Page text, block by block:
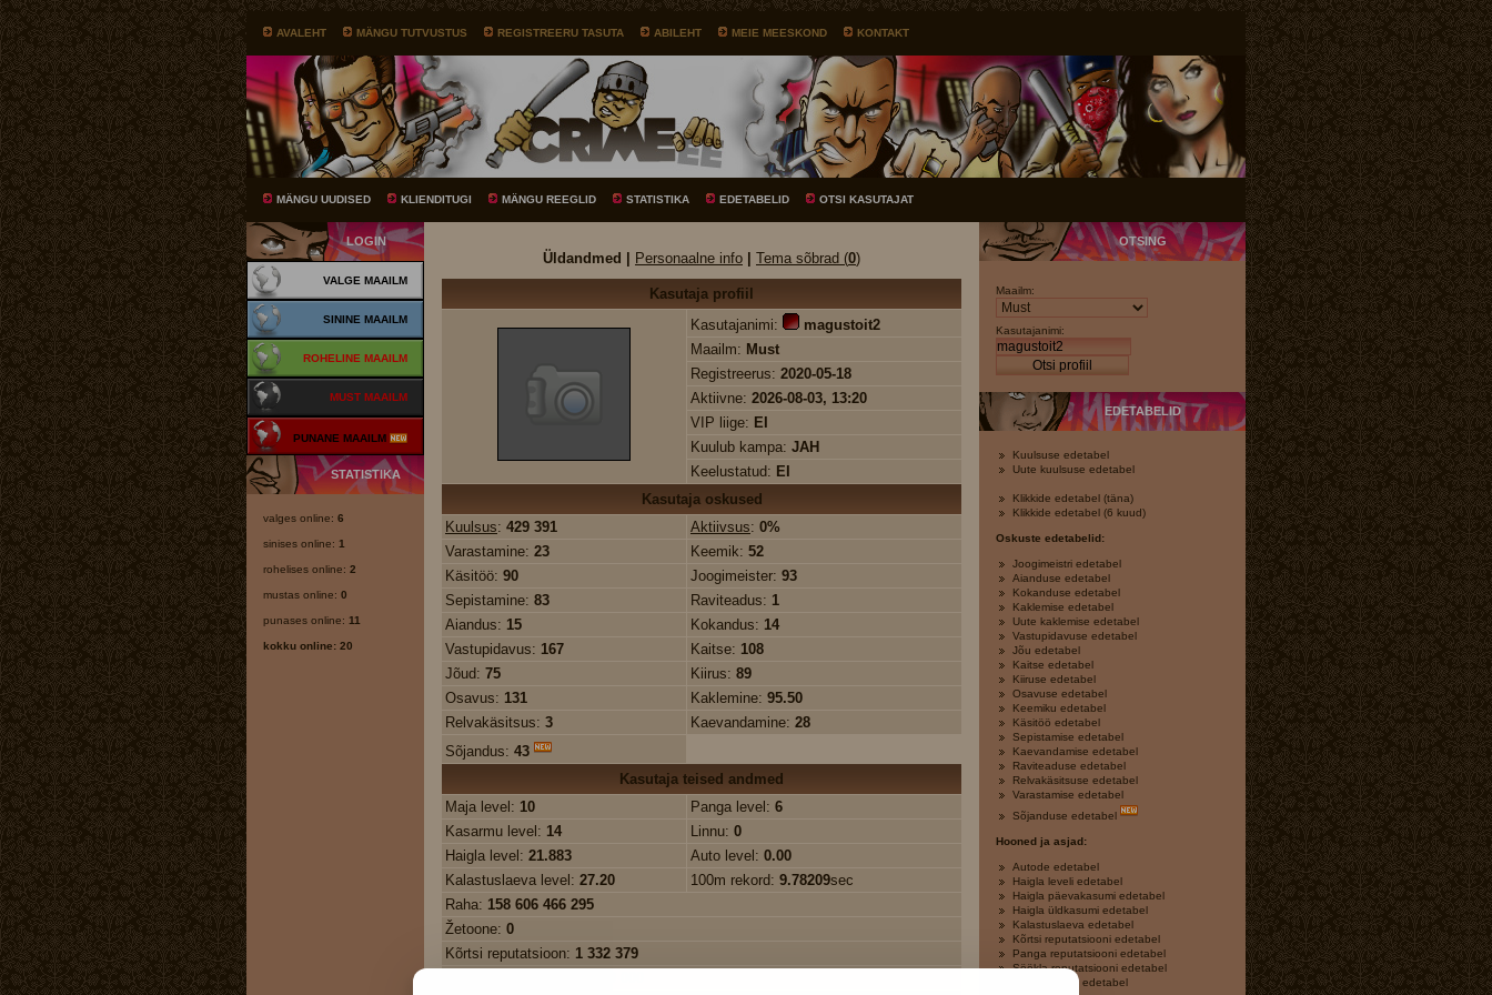
AVALEHT MÄNGU TUTVUSTUS REGISTREERU TASUTA ABILEHT MEIE MEESKOND KONTAKT
MÄNGU UUDISED KLIENDITUGI MÄNGU REEGLID STATISTIKA EDETABELID OTSI KASUTAJAT
LOGIN
VALGE MAAILM
SININE MAAILM
ROHELINE MAAILM
MUST MAAILM
PUNANE MAAILM
STATISTIKA
valges online: 6
sinises online: 1
rohelises online: 2
mustas online: 0
punases online: 11
kokku online: 20
Üldandmed | Personaalne info Tema sõbrad (0)
Kasutaja profiil
Kasutajanimi:
magustoit2
Maailm: Must
Registreerus: 2020-05-18
Aktiivne: 2026-08-03, 13:20
VIP liige: EI
Kuulub kampa: JAH
Keelustatud: EI
Kasutaja oskused
Kuulsus: 429 391 Aktiivsus: 0%
Varastamine: 23 Keemik: 52
Käsitöö: 90 Joogimeister: 93
Sepistamine: 83 Raviteadus: 1
Aiandus: 15 Kokandus: 14
Vastupidavus: 167 Kaitse: 108
Jõud: 75 Kiirus: 89
Osavus: 131 Kaklemine: 95.50
Relvakäsitsus: 3 Kaevandamine: 28
Sõjandus: 43
Kasutaja teised andmed
Maja level: 10 Panga level: 6
Kasarmu level: 14 Linnu: 0
Haigla level: 21.883 Auto level: 0.00
Kalastuslaeva level: 27.20 100m rekord: 9.78209sec
Raha: 158 606 466 295
Žetoone: 0
Kõrtsi reputatsioon: 1 332 379
OTSING
Maailm:
Kasutajanimi:
Otsi profiil
EDETABELID
Kuulsuse edetabel
Uute kuulsuse edetabel
Klikkide edetabel (täna)
Klikkide edetabel (6 kuud)
Oskuste edetabelid:
Joogimeistri edetabel
Aianduse edetabel
Kokanduse edetabel
Kaklemise edetabel
Uute kaklemise edetabel
Vastupidavuse edetabel
Jõu edetabel
Kaitse edetabel
Kiiruse edetabel
Osavuse edetabel
Keemiku edetabel
Käsitöö edetabel
Sepistamise edetabel
Kaevandamise edetabel
Raviteaduse edetabel
Relvakäsitsuse edetabel
Varastamise edetabel
Sõjanduse edetabel
Hooned ja asjad:
Autode edetabel
Haigla leveli edetabel
Haigla päevakasumi edetabel
Haigla üldkasumi edetabel
Kalastuslaeva edetabel
Kõrtsi reputatsiooni edetabel
Panga reputatsiooni edetabel
Söökla reputatsiooni edetabel
Varakambrite edetabel